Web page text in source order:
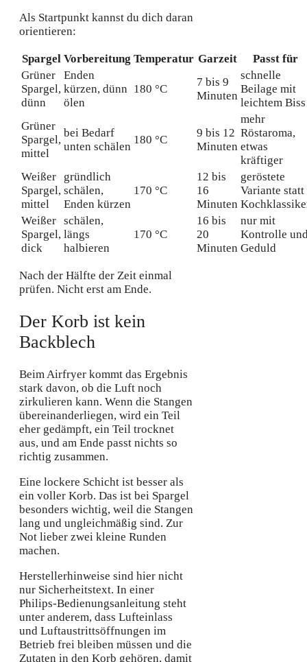
Als Startpunkt kannst du dich daran
orientieren:
Spargel Vorbereitung Temperatur Garzeit
Passt für
Grüner
Spargel,
dünn
Enden
kürzen, dünn
ölen
180 °C
7 bis 9
Minuten
schnelle
Beilage mit
leichtem Biss
Grüner
Spargel,
mittel
bei Bedarf
unten schälen
180 °C
9 bis 12
Minuten
mehr
Röstaroma,
etwas
kräftiger
Weißer
Spargel,
mittel
gründlich
schälen,
Enden kürzen
170 °C
12 bis
16
Minuten
geröstete
Variante statt
Weißer
Spargel,
dick
schälen,
längs
halbieren
170 °C
16 bis
20
Minuten
nur mit
Kontrolle
Geduld
Nach der Hälfte der Zeit einmal
prüfen. Nicht erst am Ende.
Der Korb ist kein
Backblech
Beim Airfryer kommt das Ergebnis
stark davon, ob die Luft noch
zirkulieren kann. Wenn die Stangen
übereinanderliegen, wird ein Teil
eher gedämpft, ein Teil trocknet
aus, und am Ende passt nichts so
richtig zusammen.
Eine lockere Schicht ist besser als
ein voller Korb. Das ist bei Spargel
besonders wichtig, weil die Stangen
lang und ungleichmäßig sind. Zur
Not lieber zwei kleine Runden
machen.
Herstellerhinweise sind hier nicht
nur Sicherheitstext. In einer
Philips-Bedienungsanleitung steht
unter anderem, dass Lufteinlass
und Luftaustrittsöffnungen im
Betrieb frei bleiben müssen und die
Zutaten in den Korb gehören, damit